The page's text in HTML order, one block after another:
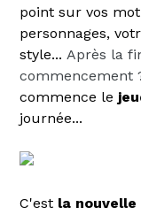
point sur vos
personnages,
style... Après la
commencement
commence le
journée...
C'est la nouvelle